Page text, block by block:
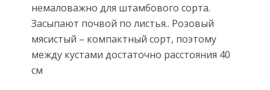
немаловажно для штамбового сорта.
Засыпают почвой по листья.. Розовый
мясистый – компактный сорт, поэтому
между кустами достаточно расстояния 40
см